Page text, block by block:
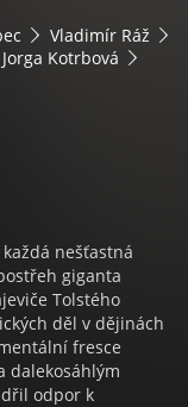
Vladimír Ráž
Jorga Kotrbová
nešťastná
giganta
Tolstého
děl v dějinách
fresce
dalekosáhlým
odpor k